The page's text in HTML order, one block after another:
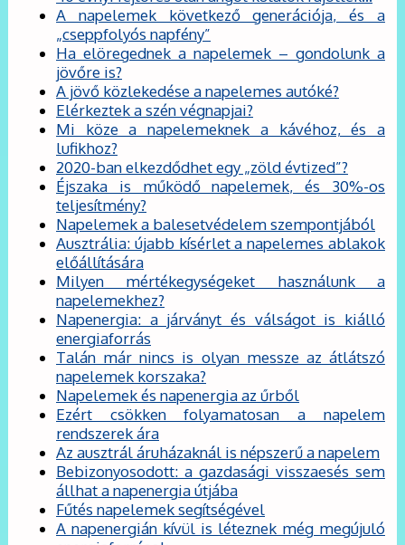
A napelemek következő generációja, és a
„cseppfolyós napfény”
Ha elöregednek a napelemek – gondolunk a
jövőre is?
A jövő közlekedése a napelemes autóké?
Elérkeztek a szén végnapjai?
Mi köze a napelemeknek a kávéhoz, és a
lufikhoz?
2020-ban elkezdődhet egy „zöld évtized”?
Éjszaka is működő napelemek, és 30%-os
teljesítmény?
Napelemek a balesetvédelem szempontjából
Ausztrália: újabb kísérlet a napelemes ablakok
előállítására
Milyen mértékegységeket használunk a
napelemekhez?
Napenergia: a járványt és válságot is kiálló
energiaforrás
Talán már nincs is olyan messze az átlátszó
napelemek korszaka?
Napelemek és napenergia az űrből
Ezért csökken folyamatosan a napelem
rendszerek ára
Az ausztrál áruházaknál is népszerű a napelem
Bebizonyosodott: a gazdasági visszaesés sem
állhat a napenergia útjába
Fűtés napelemek segítségével
A napenergián kívül is léteznek még megújuló